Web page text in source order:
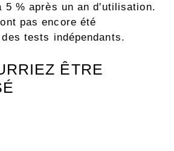
5 % après un an d'utilisation.
pas encore été
tests indépendants.
ÊTRE